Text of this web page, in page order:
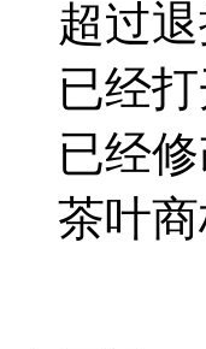
超过
已经
已经
茶叶